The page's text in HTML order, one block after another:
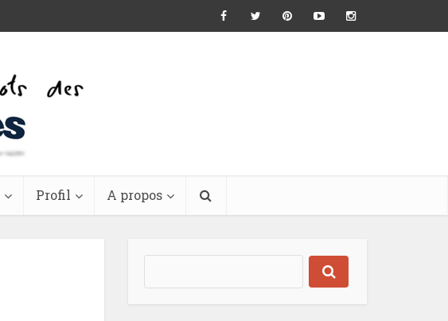
Profil A propos